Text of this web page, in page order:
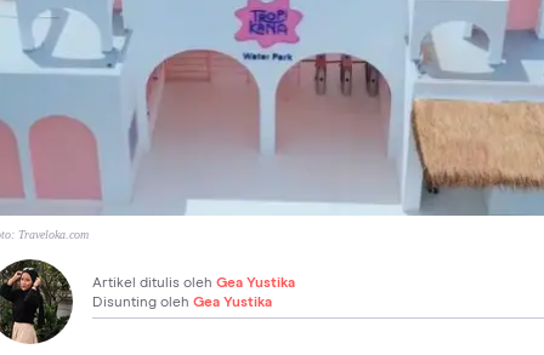
Traveloka.com
Artikel ditulis oleh Gea Yustika
Disunting oleh Gea Yustika